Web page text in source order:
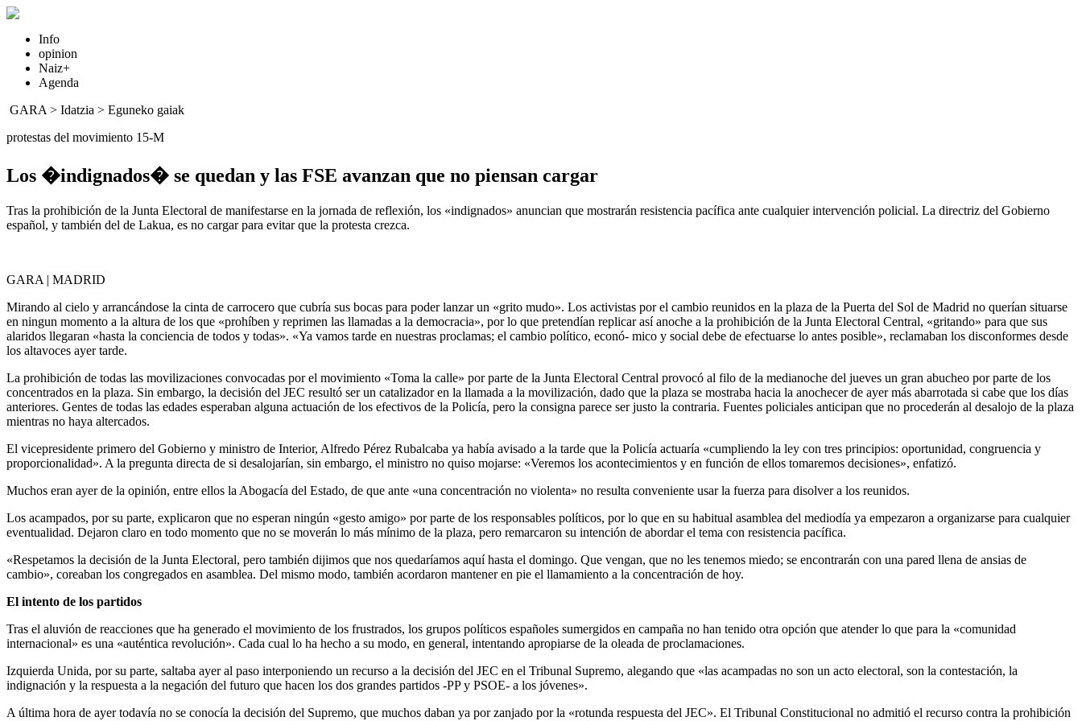
Info
opinion
Naiz+
Agenda
GARA > Idatzia > Eguneko gaiak
protestas del movimiento 15-M
Los �indignados� se quedan y las FSE avanzan que no piensan cargar
Tras la prohibición de la Junta Electoral de manifestarse en la jornada de reflexión, los «indignados» anuncian que mostrarán resistencia pacífica ante cualquier intervención policial. La directriz del Gobierno
español, y también del de Lakua, es no cargar para evitar que la protesta crezca.
GARA | MADRID
Mirando al cielo y arrancándose la cinta de carrocero que cubría sus bocas para poder lanzar un «grito mudo». Los activistas por el cambio reunidos en la plaza de la Puerta del Sol de Madrid no querían situarse
en ningun momento a la altura de los que «prohíben y reprimen las llamadas a la democracia», por lo que pretendían replicar así anoche a la prohibición de la Junta Electoral Central, «gritando» para que sus
alaridos llegaran «hasta la conciencia de todos y todas». «Ya vamos tarde en nuestras proclamas; el cambio político, econó- mico y social debe de efectuarse lo antes posible», reclamaban los disconformes desde
los altavoces ayer tarde.
La prohibición de todas las movilizaciones convocadas por el movimiento «Toma la calle» por parte de la Junta Electoral Central provocó al filo de la medianoche del jueves un gran abucheo por parte de los
concentrados en la plaza. Sin embargo, la decisión del JEC resultó ser un catalizador en la llamada a la movilización, dado que la plaza se mostraba hacia la anochecer de ayer más abarrotada si cabe que los días
anteriores. Gentes de todas las edades esperaban alguna actuación de los efectivos de la Policía, pero la consigna parece ser justo la contraria. Fuentes policiales anticipan que no procederán al desalojo de la plaza
mientras no haya altercados.
El vicepresidente primero del Gobierno y ministro de Interior, Alfredo Pérez Rubalcaba ya había avisado a la tarde que la Policía actuaría «cumpliendo la ley con tres principios: oportunidad, congruencia y
proporcionalidad». A la pregunta directa de si desalojarían, sin embargo, el ministro no quiso mojarse: «Veremos los acontecimientos y en función de ellos tomaremos decisiones», enfatizó.
Muchos eran ayer de la opinión, entre ellos la Abogacía del Estado, de que ante «una concentración no violenta» no resulta conveniente usar la fuerza para disolver a los reunidos.
Los acampados, por su parte, explicaron que no esperan ningún «gesto amigo» por parte de los responsables políticos, por lo que en su habitual asamblea del mediodía ya empezaron a organizarse para cualquier
eventualidad. Dejaron claro en todo momento que no se moverán lo más mínimo de la plaza, pero remarcaron su intención de abordar el tema con resistencia pacífica.
«Respetamos la decisión de la Junta Electoral, pero también dijimos que nos quedaríamos aquí hasta el domingo. Que vengan, que no les tenemos miedo; se encontrarán con una pared llena de ansias de
cambio», coreaban los congregados en asamblea. Del mismo modo, también acordaron mantener en pie el llamamiento a la concentración de hoy.
El intento de los partidos
Tras el aluvión de reacciones que ha generado el movimiento de los frustrados, los grupos políticos españoles sumergidos en campaña no han tenido otra opción que atender lo que para la «comunidad
internacional» es una «auténtica revolución». Cada cual lo ha hecho a su modo, en general, intentando apropiarse de la oleada de proclamaciones.
Izquierda Unida, por su parte, saltaba ayer al paso interponiendo un recurso a la decisión del JEC en el Tribunal Supremo, alegando que «las acampadas no son un acto electoral, son la contestación, la
indignación y la respuesta a la negación del futuro que hacen los dos grandes partidos -PP y PSOE- a los jóvenes».
A última hora de ayer todavía no se conocía la decisión del Supremo, que muchos daban ya por zanjado por la «rotunda respuesta del JEC». El Tribunal Constitucional no admitió el recurso contra la prohibición